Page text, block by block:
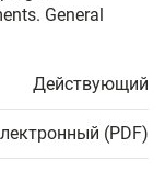
General
Действующий
(PDF)